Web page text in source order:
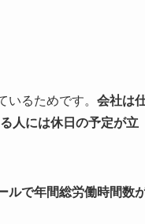
るためです。 会社は
人には休日の予定が立
ルで年間総労働時間数